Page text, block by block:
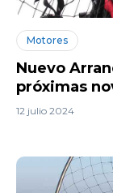
Motores
Nuevo
próximas
12 julio 2024